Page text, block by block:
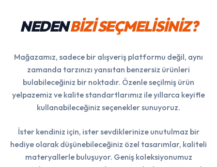
NEDENBİZİ SEÇMELİSİNİZ?
Mağazamız, sadece bir alışveriş platformu değil, aynı
zamanda tarzınızı yansıtan benzersiz ürünleri
bulabileceğiniz bir noktadır. Özenle seçilmiş ürün
yelpazemiz ve kalite standartlarımız ile yıllarca keyifle
kullanabileceğiniz seçenekler sunuyoruz.
İster kendiniz için, ister sevdiklerinize unutulmaz bir
hediye olarak düşünebileceğiniz özel tasarımlar, kaliteli
materyallerle buluşuyor. Geniş koleksiyonumuz